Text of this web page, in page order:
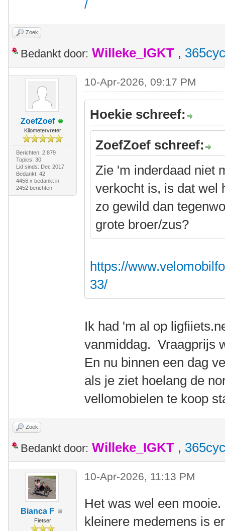
/
Zoek
Bedankt door: Willeke_IGKT ,
ZoefZoef
Kilometervreter
Berichten: 2.879
Topics: 30
Lid sinds: Dec 2017
Bedankt: 42
4456 x bedankt in
2452 berichten
10-Apr-2026, 09:17 PM
Hoekie schreef:
ZoefZoef schreef:
Zie 'm inderdaad niet
verkocht is, is dat wel
zo gewild dan
grote broer/zus?
https://
33/
Ik had 'm al op
vanmiddag. Vraagprijs
En nu binnen een dag
als je ziet hoelang de
vellomobielen te koop
Zoek
Bedankt door: Willeke_IGKT ,
Bianca F
Fietser
10-Apr-2026, 11:13 PM
Het was wel een
kleinere medemens is